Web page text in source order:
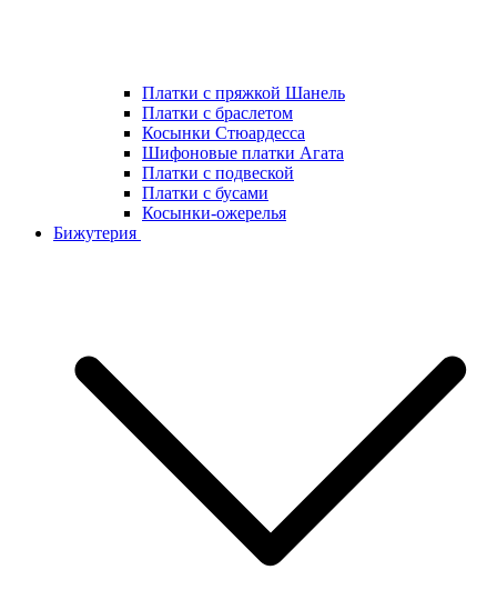
Платки с пряжкой Шанель
Платки с браслетом
Косынки Стюардесса
Шифоновые платки Агата
Платки с подвеской
Платки с бусами
Косынки-ожерелья
Бижутерия